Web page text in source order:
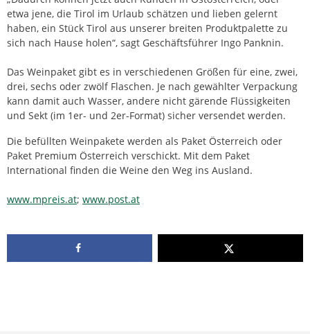
etwa jene, die Tirol im Urlaub schätzen und lieben gelernt
haben, ein Stück Tirol aus unserer breiten Produktpalette zu
sich nach Hause holen“, sagt Geschäftsführer Ingo Panknin.
Das Weinpaket gibt es in verschiedenen Größen für eine, zwei,
drei, sechs oder zwölf Flaschen. Je nach gewählter Verpackung
kann damit auch Wasser, andere nicht gärende Flüssigkeiten
und Sekt (im 1er- und 2er-Format) sicher versendet werden.
Die befüllten Weinpakete werden als Paket Österreich oder
Paket Premium Österreich verschickt. Mit dem Paket
International finden die Weine den Weg ins Ausland.
www.mpreis.at; www.post.at